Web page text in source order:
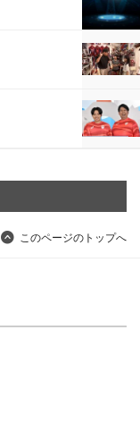
このページのトップへ